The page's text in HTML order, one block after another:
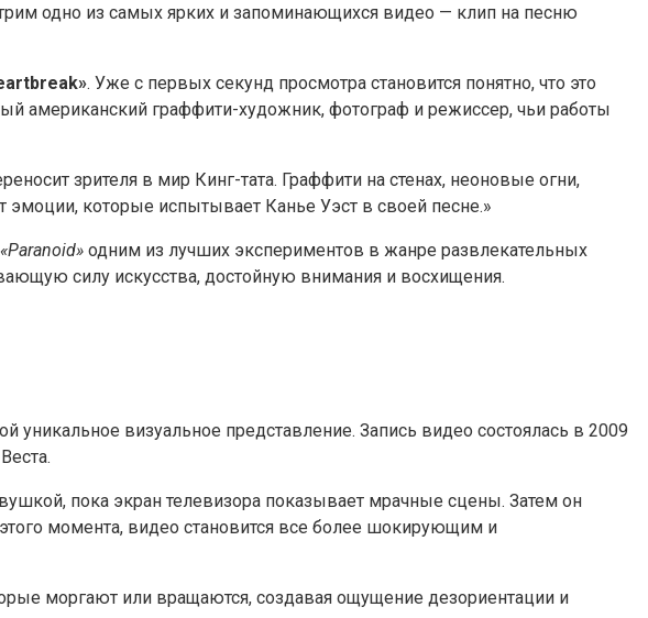
одно из самых ярких и запоминающихся видео — клип на песню
. Уже с первых секунд просмотра становится понятно, что это
американский граффити-художник, фотограф и режиссер, чьи работы
зрителя в мир Кинг-тата. Граффити на стенах, неоновые огни,
которые испытывает Канье Уэст в своей песне.»
«Paranoid» одним из лучших экспериментов в жанре развлекательных
силу искусства, достойную внимания и восхищения.
визуальное представление. Запись видео состоялась в 2009
пока экран телевизора показывает мрачные сцены. Затем он
момента, видео становится все более шокирующим и
моргают или вращаются, создавая ощущение дезориентации и